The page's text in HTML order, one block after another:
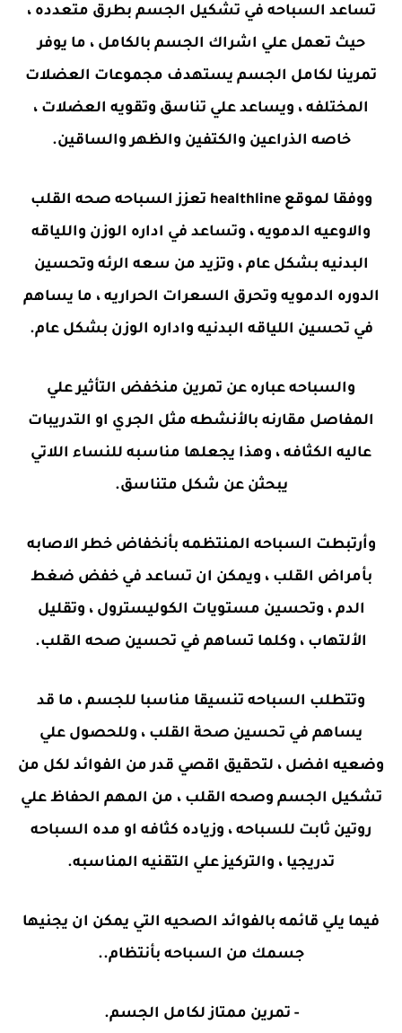
تساعد السباحه في تشكيل الجسم بطرق متعدده ،
حيث تعمل علي اشراك الجسم بالكامل ، ما يوفر
تمرينا لكامل الجسم يستهدف مجموعات العضلات
المختلفه ، ويساعد علي تناسق وتقويه العضلات ،
خاصه الذراعين والكتفين والظهر والساقين.
ووفقا لموقع healthline تعزز السباحه صحه القلب
والاوعيه الدمويه ، وتساعد في اداره الوزن واللياقه
البدنيه بشكل عام ، وتزيد من سعه الرئه وتحسين
الدوره الدمويه وتحرق السعرات الحراريه ، ما يساهم
في تحسين اللياقه البدنيه واداره الوزن بشكل عام.
والسباحه عباره عن تمرين منخفض التأثير علي
المفاصل مقارنه بالأنشطه مثل الجري او التدريبات
عاليه الكثافه ، وهذا يجعلها مناسبه للنساء اللاتي
يبحثن عن شكل متناسق.
وأرتبطت السباحه المنتظمه بأنخفاض خطر الاصابه
بأمراض القلب ، ويمكن ان تساعد في خفض ضغط
الدم ، وتحسين مستويات الكوليسترول ، وتقليل
الألتهاب ، وكلما تساهم في تحسين صحه القلب.
وتتطلب السباحه تنسيقا مناسبا للجسم ، ما قد
يساهم في تحسين صحة القلب ، وللحصول علي
وضعيه افضل ، لتحقيق اقصي قدر من الفوائد لكل من
تشكيل الجسم وصحه القلب ، من المهم الحفاظ علي
روتين ثابت للسباحه ، وزياده كثافه او مده السباحه
تدريجيا ، والتركيز علي التقنيه المناسبه.
فيما يلي قائمه بالفوائد الصحيه التي يمكن ان يجنيها
جسمك من السباحه بأنتظام..
- تمرين ممتاز لكامل الجسم.